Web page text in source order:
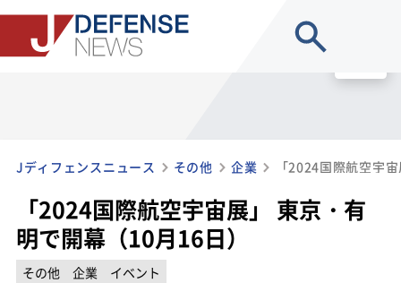
Jディフェンスニュース その他 企業
「2024国際航空宇宙展」 東京・有
明で開幕（10月16日）
その他 企業
イベント